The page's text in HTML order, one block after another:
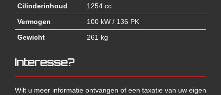
Cilinderinhoud
1254 cc
Vermogen
100 kW / 136 PK
Gewicht
261 kg
Interesse?
Wilt u meer informatie ontvangen of een taxatie van uw eigen